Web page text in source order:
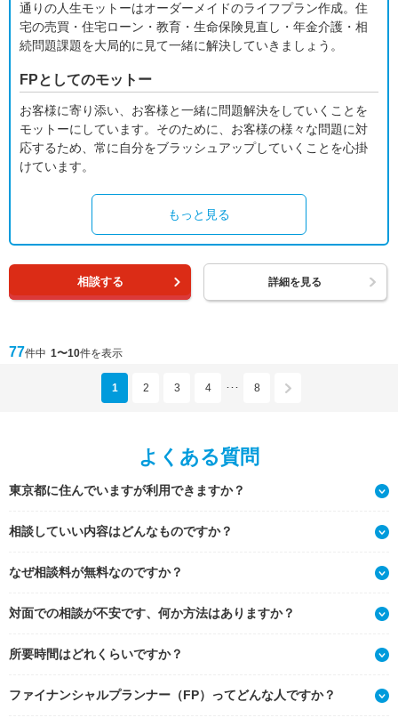
通りの人生モットーはオーダーメイドのライフプラン作成。住
宅の売買・住宅ローン・教育・生命保険見直し・年金介護・相
続問題課題を大局的に見て一緒に解決していきましょう。
FPとしてのモットー
お客様に寄り添い、お客様と一緒に問題解決をしていくことを
モットーにしています。そのために、お客様の様々な問題に対
応するため、常に自分をブラッシュアップしていくことを心掛
けています。
もっと見る
相談する 詳細を見る
77件中 1〜10件を表示
1 2 3 4 ･･･ 8
よくある質問
東京都に住んでいますが利用できますか？
相談していい内容はどんなものですか？
なぜ相談料が無料なのですか？
対面での相談が不安です、何か方法はありますか？
所要時間はどれくらいですか？
ファイナンシャルプランナー（FP）ってどんな人ですか？